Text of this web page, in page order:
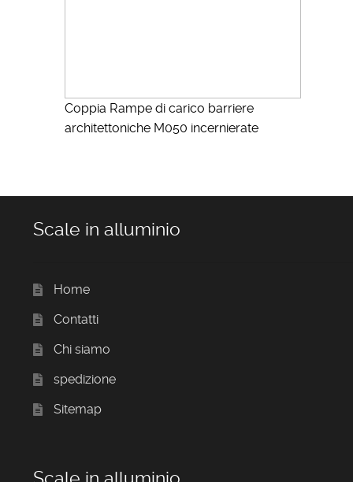
Coppia Rampe di carico barriere
architettoniche M050 incernierate
Scale in alluminio
Home
Contatti
Chi siamo
spedizione
Sitemap